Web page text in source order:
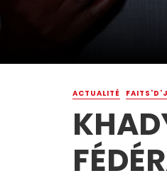
ACTUALITÉ